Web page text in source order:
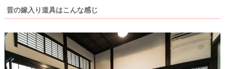
昔の嫁入り道具はこんな感じ
#
ウ
ェ
ル
カ
エ
デ
ィ
ン
グ